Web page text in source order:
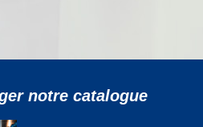
notre catalogue